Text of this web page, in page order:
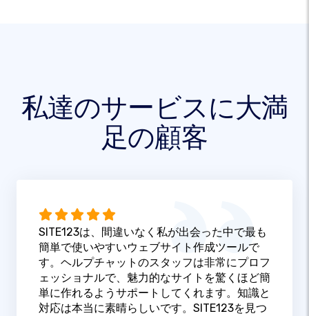
私達のサービスに大満
足の顧客
SITE123は、間違いなく私が出会った中で最も
簡単で使いやすいウェブサイト作成ツールで
す。ヘルプチャットのスタッフは非常にプロフ
ェッショナルで、魅力的なサイトを驚くほど簡
単に作れるようサポートしてくれます。知識と
対応は本当に素晴らしいです。SITE123を見つ